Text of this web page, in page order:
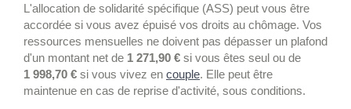
L'allocation de solidarité spécifique (ASS) peut vous être
accordée si vous avez épuisé vos droits au chômage. Vos
ressources mensuelles ne doivent pas dépasser un plafond
d'un montant net de 1 271,90 € si vous êtes seul ou de
1 998,70 € si vous vivez en couple. Elle peut être
maintenue en cas de reprise d'activité, sous conditions.